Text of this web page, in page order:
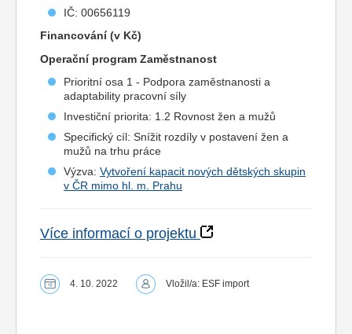
IČ: 00656119
Financování (v Kč)
Operační program Zaměstnanost
Prioritní osa 1 - Podpora zaměstnanosti a
adaptability pracovní síly
Investiční priorita: 1.2 Rovnost žen a mužů
Specifický cíl: Snížit rozdíly v postavení žen a
mužů na trhu práce
Výzva: Vytvoření kapacit nových dětských skupin
v ČR mimo hl. m. Prahu
Více informací o projektu
4. 10. 2022 Vložil/a: ESF import